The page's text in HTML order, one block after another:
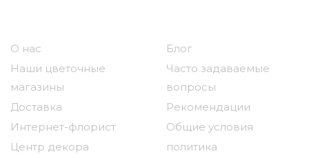
О нас
Наши цветочные
магазины
Доставка
Интернет-флорист
Центр декора
Блог
Часто задаваемые
вопросы
Рекомендации
Общие условия
политика